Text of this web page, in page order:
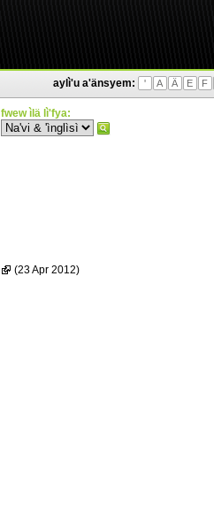
aylì'u a'änsyem: ' A Ä E F
fwew ìlä lì'fya:
(23 Apr 2012)